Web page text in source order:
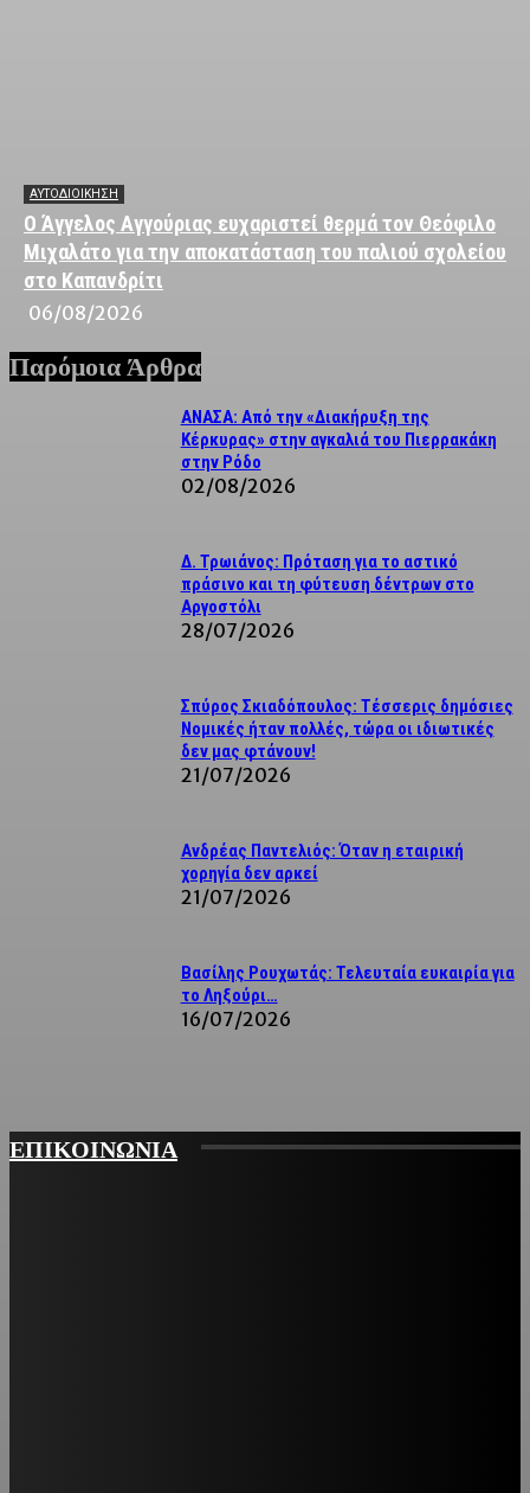
ΑΥΤΟΔΙΟΙΚΗΣΗ
Ο Άγγελος Αγγούριας ευχαριστεί θερμά τον Θεόφιλο
Μιχαλάτο για την αποκατάσταση του παλιού σχολείου
στο Καπανδρίτι
06/08/2026
Παρόμοια Άρθρα
ΑΝΑΣΑ: Από την «Διακήρυξη της
Κέρκυρας» στην αγκαλιά του Πιερρακάκη
στην Ρόδο
02/08/2026
Δ. Τρωιάνος: Πρόταση για το αστικό
πράσινο και τη φύτευση δέντρων στο
Αργοστόλι
28/07/2026
Σπύρος Σκιαδόπουλος: Τέσσερις δημόσιες
Νομικές ήταν πολλές, τώρα οι ιδιωτικές
δεν μας φτάνουν!
21/07/2026
Ανδρέας Παντελιός: Όταν η εταιρική
χορηγία δεν αρκεί
21/07/2026
Βασίλης Ρουχωτάς: Τελευταία ευκαιρία για
το Ληξούρι…
16/07/2026
ΕΠΙΚΟΙΝΩΝΙΑ